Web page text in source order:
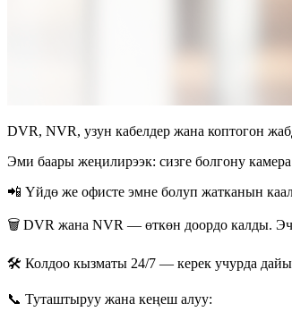
DVR, NVR, узун кабелдер жана коптогон
Эми баары жеңилирээк: сизге болгону
📲 Үйдө же офисте эмне болуп жатканын
🗑 DVR жана NVR — өткөн доордо калды.
🛠 Колдоо кызматы 24/7 — керек учурда
📞 Туташтыруу жана кеңеш алуу: